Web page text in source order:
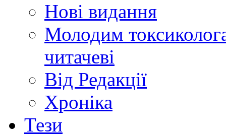
Нові видання
Молодим
читачеві
Від Редакції
Хроніка
Тези